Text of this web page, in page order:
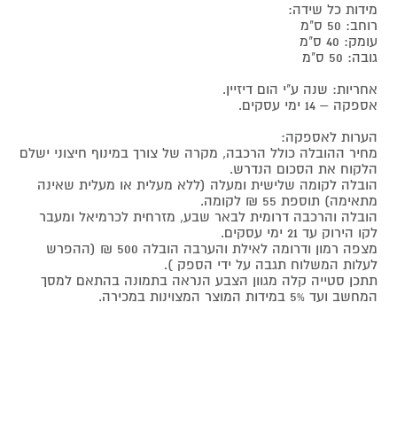
מידות כל שידה:
רוחב: 50 ס"מ
עומק: 40 ס"מ
גובה: 50 ס"מ
אחריות: שנה ע"י הום דיזיין.
אספקה – 14 ימי עסקים.
הערות לאספקה:
מחיר ההובלה כולל הרכבה, מקרה של צורך במינוף חיצוני ישלם
הלקוח את הסכום הנדרש.
הובלה לקומה שלישית ומעלה (ללא מעלית או מעלית שאינה
מתאימה) תוספת 55 ₪ לקומה.
הובלה והרכבה דרומית לבאר שבע, מזרחית לכרמיאל ומעבר
לקו הירוק עד 21 ימי עסקים.
מצפה רמון ודרומה לאילת והערבה הובלה 500 ₪ (ההפרש
לעלות המשלוח תגבה על ידי הספק ).
תתכן סטייה קלה מגוון הצבע הנראה בתמונה בהתאם למסך
המחשב ועד 5% במידות המוצר המצוינות במכירה.